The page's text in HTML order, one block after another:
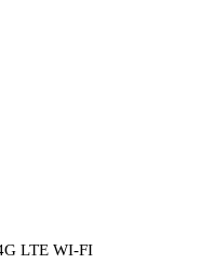
LTE WI-FI